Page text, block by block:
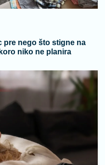
pre nego što stigne na
niko ne planira